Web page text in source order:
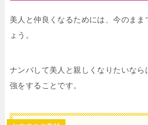
美人と仲良くなるためには、今のまま
ょう。
ナンパして美人と親しくなりたいなら
強をすることです。